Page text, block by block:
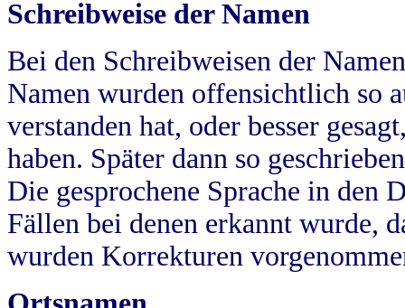
Schreibweise der Namen
Bei den Schreibweisen der
Namen wurden offensichtlich so
verstanden hat, oder besser
haben. Später dann so
Die gesprochene Sprache in
Fällen bei denen erkannt wurde,
wurden Korrekturen